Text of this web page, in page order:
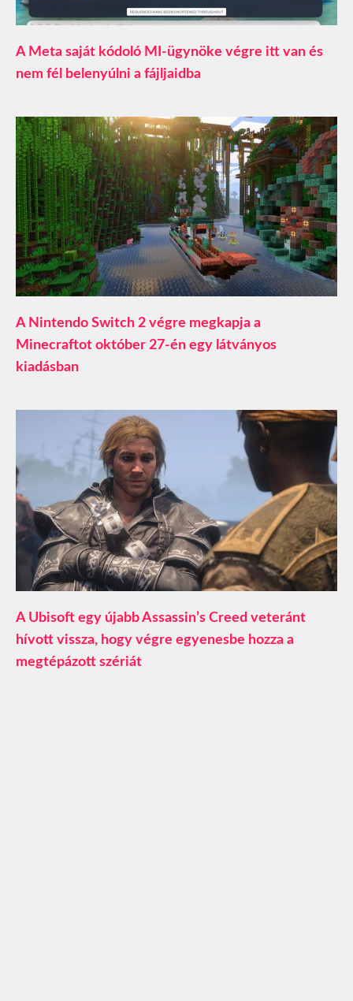
A Meta saját kódoló MI-ügynöke végre itt van és
nem fél belenyúlni a fájljaidba
A Nintendo Switch 2 végre megkapja a
Minecraftot október 27-én egy látványos
kiadásban
A Ubisoft egy újabb Assassin’s Creed veteránt
hívott vissza, hogy végre egyenesbe hozza a
megtépázott szériát